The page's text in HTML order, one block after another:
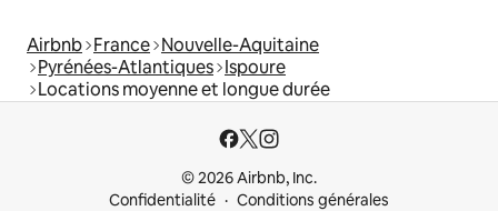
Airbnb France Nouvelle-Aquitaine
Pyrénées-Atlantiques Ispoure
Locations moyenne et longue durée
© 2026 Airbnb, Inc.
Confidentialité
Conditions générales